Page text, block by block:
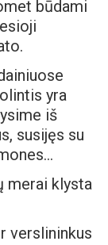
būdami
yra
iš
susijęs su
merai klysta
verslininkus